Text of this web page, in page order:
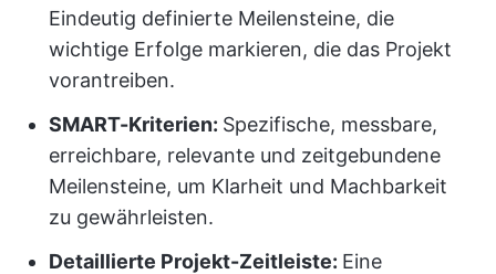
Eindeutig definierte Meilensteine, die
wichtige Erfolge markieren, die das Projekt
vorantreiben.
SMART-Kriterien: Spezifische, messbare,
erreichbare, relevante und zeitgebundene
Meilensteine, um Klarheit und Machbarkeit
zu gewährleisten.
Detaillierte Projekt-Zeitleiste: Eine